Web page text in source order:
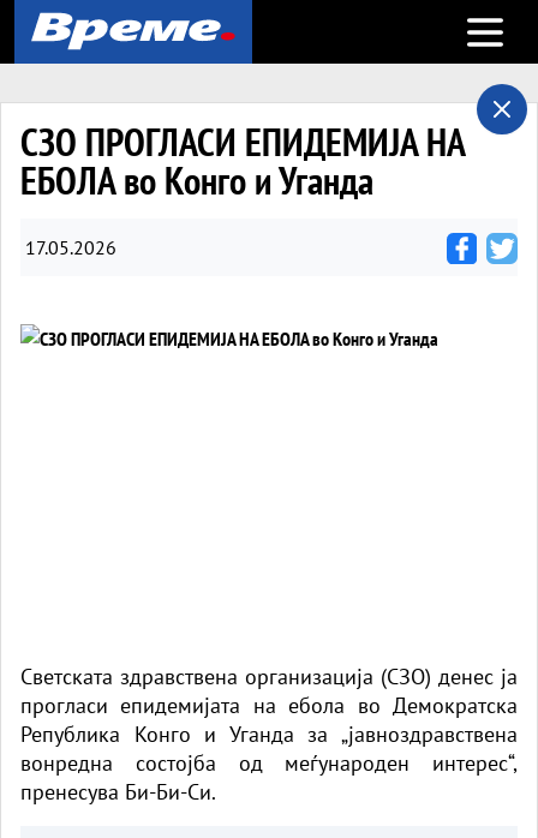
Open
СЗО ПРОГЛАСИ ЕПИДЕМИЈА НА
ЕБОЛА во Конго и Уганда
17.05.2026
Светската здравствена организација (СЗО) денес ја
прогласи епидемијата на ебола во Демократска
Република Конго и Уганда за „јавноздравствена
вонредна состојба од меѓународен интерес“,
пренесува Би-Би-Си.